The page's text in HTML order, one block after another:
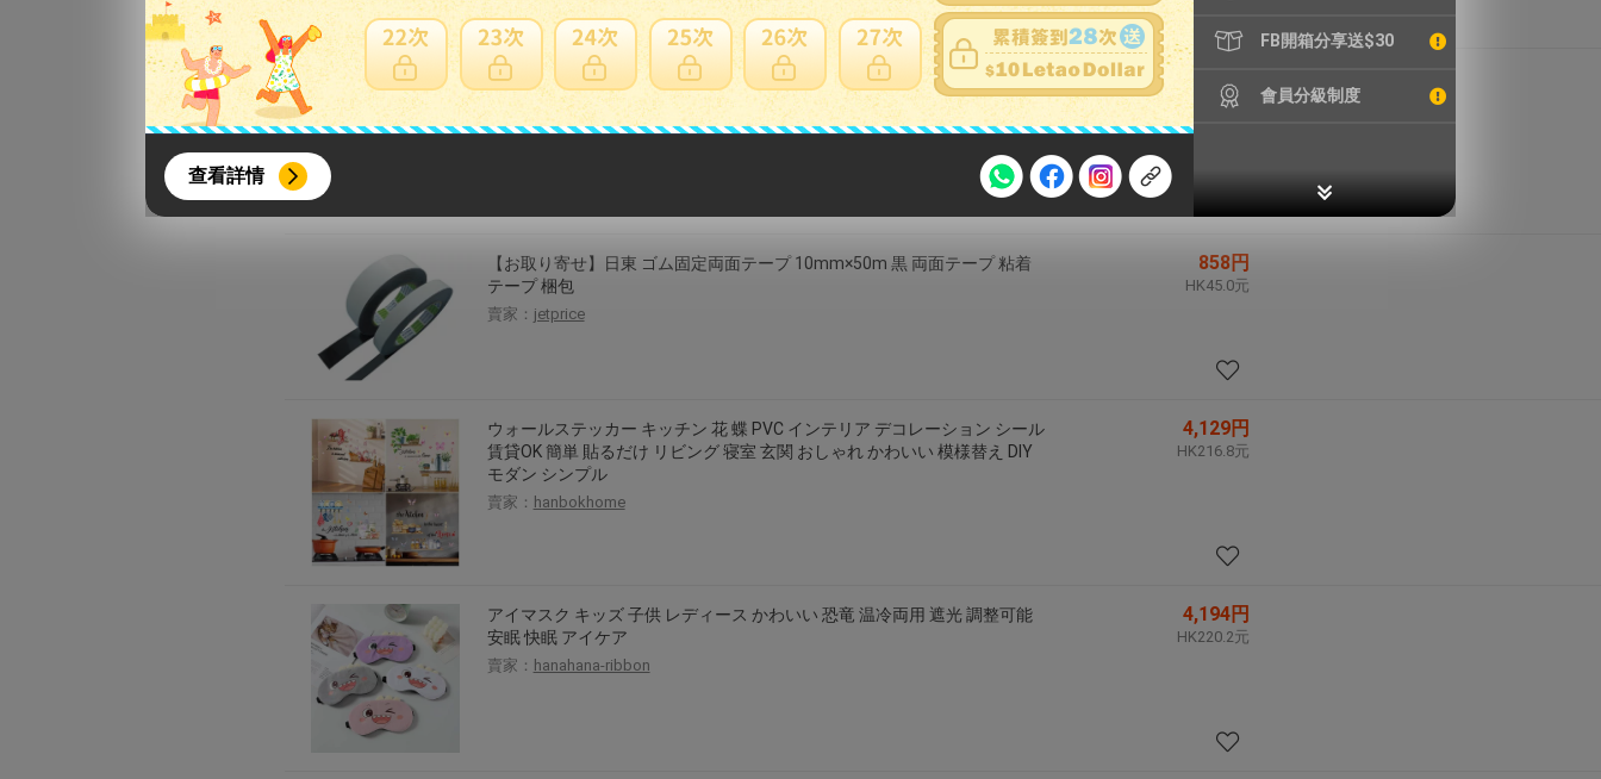
注意事項
【8月簽到活動】
活動期間：
每人單一帳號每日只可簽到1次，逾期不得補簽。
本月每完成簽到7次，系統會即時發放「$10 Letao Dollar」至會員帳戶中。
本月簽到活動最多可獲得「$40 Letao Dollar」。
會員需完成手機認證才可參加本活動，若要參加APP加碼活動，可掃瞄QRcode下載APP。
Letao Dollar使用規則：
Letao Dollar可於「JDirectItems Auction」、「日本商城代購」 「第一次付款」使用，可折抵服務費
與商品金額。
Letao Dollar不可用於購買商品為「門票、優惠券、住宿券、禮券、儲值卡……等等」、48小時外付款、
類現金商品、日本寄日本之訂單。
使用Letao Dollar之委託單，如因價格不符、缺貨、非Letao因素(退貨不會歸還)退單者，退回的Letao
Dollar使用期限不會延長。
Letao 保有所有變更、修改或提前終止之權利，如有變更恕不另行通知，將以官網公告為準。
查看詳情
FB開箱分享送$30
會員分級制度
ウォーターヒヤシンスバスケット カゴ 籠 小物入れ ウォーターヒヤシンス
軽量 角型 スクエア 四角 長方形 ディスプレイ用 店舗什器 店舗用 陳列 天然
素材 ナチュラル シンプル アジアン おしゃれ 北欧 和風 パン屋 雑貨屋 レス
3,080円
HK161.7元
【お取り寄せ】日東 ゴム固定両面テープ 10mm×50m 黒 両面テープ 粘着
テープ 梱包
賣家： jetprice
858円
HK45.0元
ウォールステッカー キッチン 花 蝶 PVC インテリア デコレーション シール
賃貸OK 簡単 貼るだけ リビング 寝室 玄関 おしゃれ かわいい 模様替え DIY
モダン シンプル
賣家： hanbokhome
4,129円
HK216.8元
アイマスク キッズ 子供 レディース かわいい 恐竜 温冷両用 遮光 調整可能
安眠 快眠 アイケア
賣家： hanahana-ribbon
4,194円
HK220.2元